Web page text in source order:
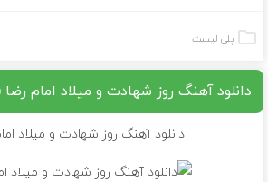
پلی لیست
دانلود آهنگ روز شهادت و میلاد امام
دانلود آهنگ روز شهادت و میلاد